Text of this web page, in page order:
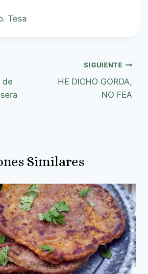
Tesa
de
SIGUIENTE
HE DICHO GORDA,
NO FEA
Similares